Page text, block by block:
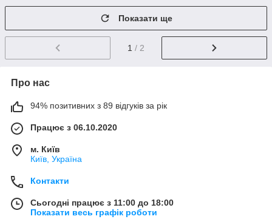
Показати ще
1 / 2
Про нас
94% позитивних з 89 відгуків за рік
Працює з 06.10.2020
м. Київ
Київ, Україна
Контакти
Сьогодні працює з 11:00 до 18:00
Показати весь графік роботи